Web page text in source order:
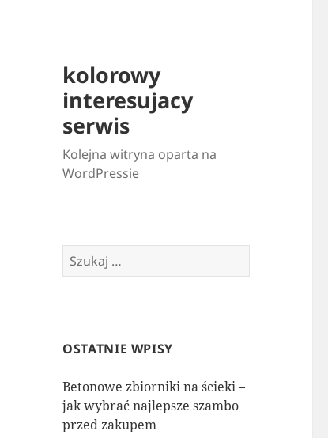
kolorowy
interesujacy
serwis
Kolejna witryna oparta na
WordPressie
Szukaj:
OSTATNIE WPISY
Betonowe zbiorniki na ścieki –
jak wybrać najlepsze szambo
przed zakupem